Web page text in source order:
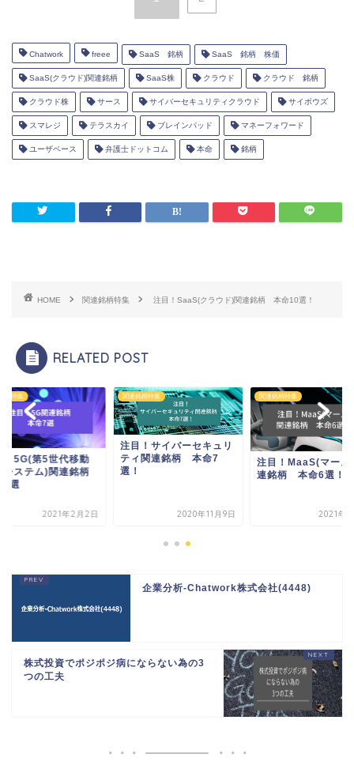
Chatwork freee SaaS 銘柄 SaaS 銘柄 株価
SaaS(クラウド)関連銘柄 SaaS株 クラウド クラウド 銘柄
クラウド株 サース サイバーセキュリティクラウド サイボウズ
スマレジ テラスカイ ブレインパッド マネーフォワード
ユーザベース 弁護士ドットコム 本命 銘柄
HOME 関連銘柄特集 注目！SaaS(クラウド)関連銘柄 本命10選！
RELATED POST
柄特集
！5G(第5世代移動
システム)関連銘柄
7選
2021年2月2日
関連銘柄特集
注目！サイバーセキュリ
ティ関連銘柄 本命7
選！
2020年11月9日
関連銘柄特集
注目！MaaS(マース
連銘柄 本命6選！
2021年1
企業分析-Chatwork株式会社(4448)
株式投資でポジポジ病にならない為の3
つの工夫